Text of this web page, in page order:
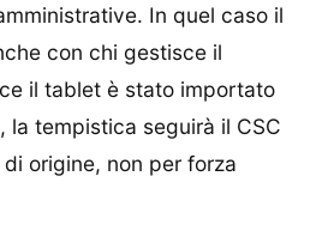
In quel caso il
con chi gestisce il
il tablet è stato importato
la tempistica seguirà il CSC
origine, non per forza